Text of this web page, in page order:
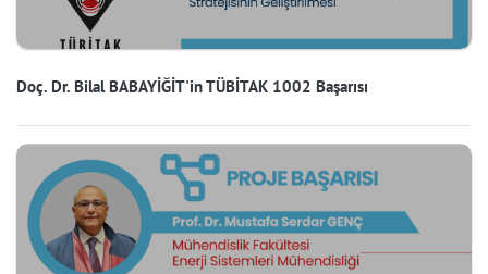
Doç. Dr. Bilal BABAYİĞİT'in TÜBİTAK 1002 Başarısı